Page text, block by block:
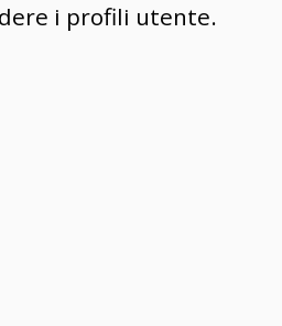
i profili utente.